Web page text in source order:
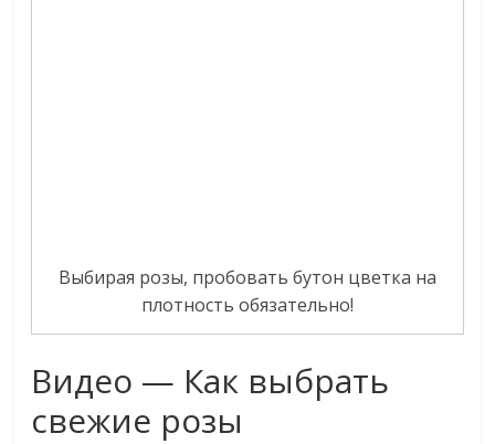
Выбирая розы, пробовать бутон цветка на
плотность обязательно!
Видео — Как выбрать
свежие розы